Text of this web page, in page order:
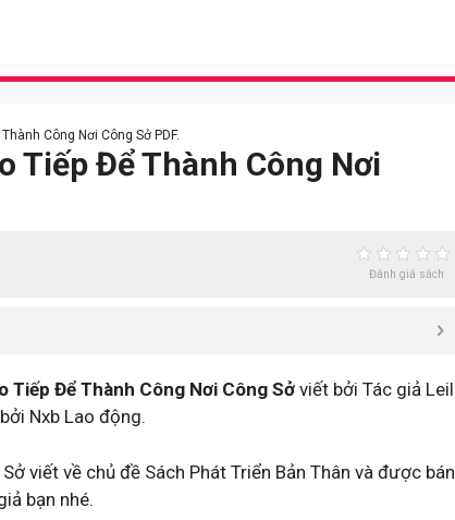
Công Nơi Công Sở PDF.
Tiếp Để Thành Công Nơi
Đánh giá sách
Tiếp Để Thành Công Nơi Công Sở viết bởi Tác giả Leil
Nxb Lao động.
viết về chủ đề Sách Phát Triển Bản Thân và được bán
bạn nhé.